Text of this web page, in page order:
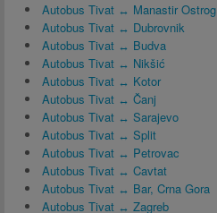
Autobus Tivat ↔ Manastir Ostrog
Autobus Tivat ↔ Dubrovnik
Autobus Tivat ↔ Budva
Autobus Tivat ↔ Nikšić
Autobus Tivat ↔ Kotor
Autobus Tivat ↔ Čanj
Autobus Tivat ↔ Sarajevo
Autobus Tivat ↔ Split
Autobus Tivat ↔ Petrovac
Autobus Tivat ↔ Cavtat
Autobus Tivat ↔ Bar, Crna Gora
Autobus Tivat ↔ Zagreb